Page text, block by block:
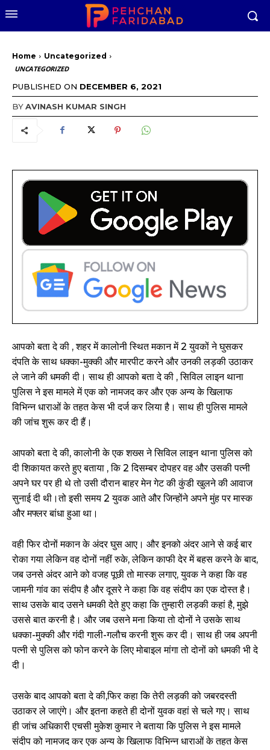
Home
Uncategorized
UNCATEGORIZED
PUBLISHED ON DECEMBER 6, 2021
BYAVINASH KUMAR SINGH
आपको बता दे की , शहर में कालोनी स्थित मकान में 2 युवकों ने घुसकर
दंपति के साथ धक्का-मुक्की और मारपीट करने और उनकी लड़की उठाकर
ले जाने की धमकी दी। साथ ही आपको बता दे की , सिविल लाइन थाना
पुलिस ने इस मामले में एक को नामजद कर और एक अन्य के खिलाफ
विभिन्न धाराओं के तहत केस भी दर्ज कर लिया है। साथ ही पुलिस मामले
की जांच शुरू कर दी हैं।
आपको बता दे की, कालोनी के एक शख्स ने सिविल लाइन थाना पुलिस को
दी शिकायत करते हुए बताया , कि 2 दिसम्बर दोपहर वह और उसकी पत्नी
अपने घर पर ही थे तो उसी दौरान बाहर मेन गेट की कुंडी खुलने की आवाज
सुनाई दी थी।तो इसी समय 2 युवक आते और जिन्होंने अपने मुंह पर मास्क
और मफ्लर बांधा हुआ था।
वही फिर दोनों मकान के अंदर घुस आए। और इनको अंदर आने से कई बार
रोका गया लेकिन वह दोनों नहीं रुके, लेकिन काफी देर में बहस करने के बाद,
जब उनसे अंदर आने को वजह पूछी तो मास्क लगाए, युवक ने कहा कि वह
जामनी गांव का संदीप है और दूसरे ने कहा कि वह संदीप का एक दोस्त है।
साथ उसके बाद उसने धमकी देते हुए कहा कि तुम्हारी लड़की कहां है, मुझे
उससे बात करनी है। और जब उसने मना किया तो दोनों ने उसके साथ
धक्का-मुक्की और गंदी गाली-गलौच करनी शुरू कर दी। साथ ही जब अपनी
पत्नी से पुलिस को फोन करने के लिए मोबाइल मांगा तो दोनों को धमकी भी दे
दी।
उसके बाद आपको बता दे की,फिर कहा कि तेरी लड़की को जबरदस्ती
उठाकर ले जाएंगे। और इतना कहते ही दोनों युवक वहां से चले गए। साथ
ही जांच अधिकारी एचसी मुकेश कुमार ने बताया कि पुलिस ने इस मामले
संदीप को नामजद कर एक अन्य के खिलाफ विभिन्न धाराओं के तहत केस